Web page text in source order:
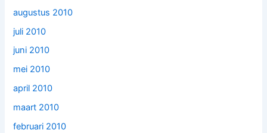
augustus 2010
juli 2010
juni 2010
mei 2010
april 2010
maart 2010
februari 2010